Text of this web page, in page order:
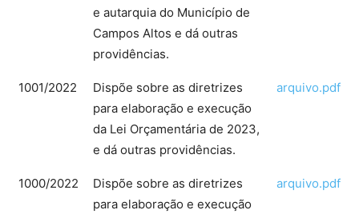
e autarquia do Município de
Campos Altos e dá outras
providências.
1001/2022
Dispõe sobre as diretrizes
para elaboração e execução
da Lei Orçamentária de 2023,
e dá outras providências.
arquivo.pdf
1000/2022
Dispõe sobre as diretrizes
para elaboração e execução
arquivo.pdf